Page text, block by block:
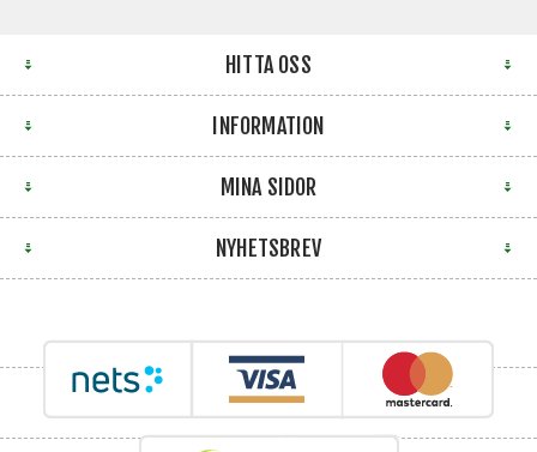
HITTA OSS
INFORMATION
MINA SIDOR
NYHETSBREV